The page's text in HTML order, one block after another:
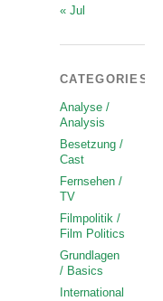
« Jul
CATEGORIES
Analyse /
Analysis
Besetzung /
Cast
Fernsehen /
TV
Filmpolitik /
Film Politics
Grundlagen
/ Basics
International